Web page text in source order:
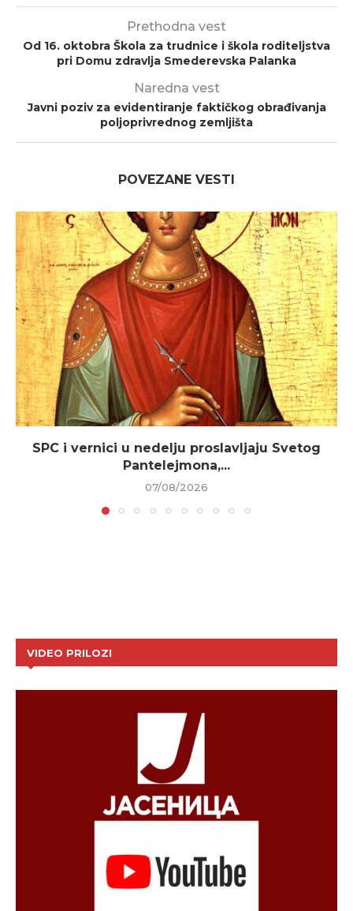
Prethodna vest
Od 16. oktobra Škola za trudnice i škola roditeljstva
pri Domu zdravlja Smederevska Palanka
Naredna vest
Javni poziv za evidentiranje faktičkog obrađivanja
poljoprivrednog zemljišta
POVEZANE VESTI
SPC i vernici u nedelju proslavljaju Svetog
Pantelejmona,...
07/08/2026
VIDEO PRILOZI